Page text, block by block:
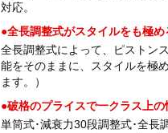
対応。
●全長調整式がスタイルをも極め
全長調整式によって、ピストン
能をそのままに、スタイルを極
ます。）
●破格のプライスで一クラス上の
単筒式･減衰力30段調整式･全長